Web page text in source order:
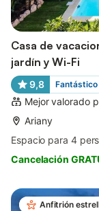
Casa de
jardín y Wi-Fi
9,8 Fantástico
Mejor valorado
Ariany
Espacio para 4
Cancelación
Anfitrión